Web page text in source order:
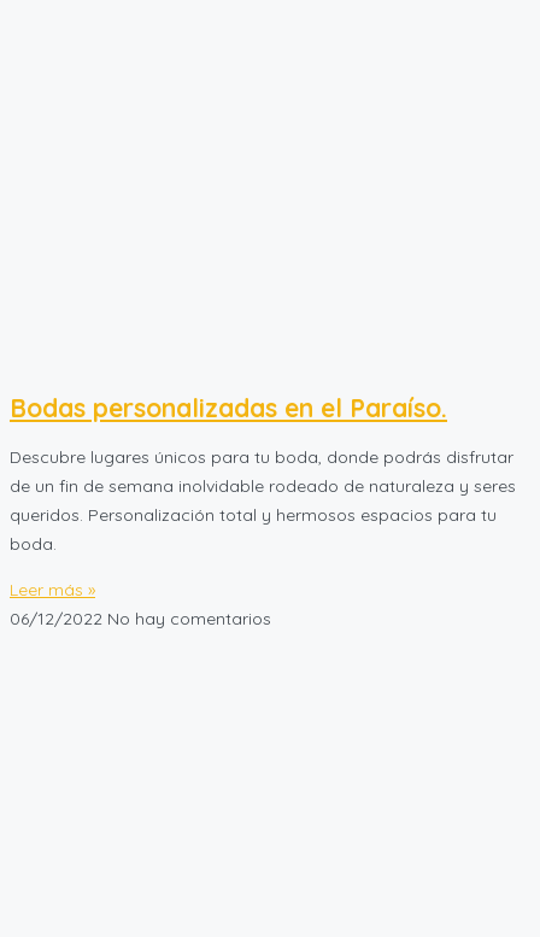
Bodas personalizadas en el Paraíso.
Descubre lugares únicos para tu boda, donde podrás disfrutar
de un fin de semana inolvidable rodeado de naturaleza y seres
queridos. Personalización total y hermosos espacios para tu
boda.
Leer más »
06/12/2022 No hay comentarios